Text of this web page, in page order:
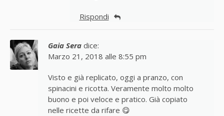
Rispondi
Gaia Sera dice:
Marzo 21, 2018 alle 8:55 pm
Visto e già replicato, oggi a pranzo, con
spinacini e ricotta. Veramente molto molto
buono e poi veloce e pratico. Già copiato
nelle ricette da rifare 😋